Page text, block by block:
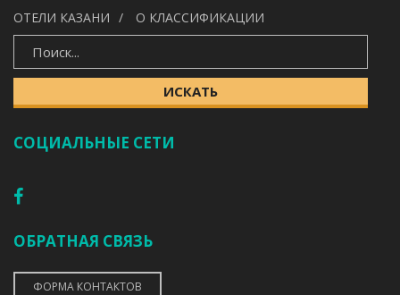
ИСКАТЬ
ОТЕЛИ КАЗАНИ
О КЛАССИФИКАЦИИ
ИСКАТЬ
СОЦИАЛЬНЫЕ СЕТИ
ОБРАТНАЯ СВЯЗЬ
ФОРМА КОНТАКТОВ